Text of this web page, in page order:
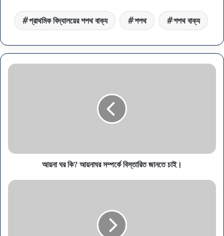
প্রাথমিক বিদ্যালয়ের শপথ বাক্য শপথ শপথ বাক্য
আয়না ঘর কি? আয়নাঘর সম্পর্কে বিস্তারিত জানতে চাই।